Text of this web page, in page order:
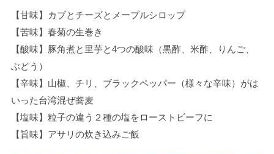
【甘味】カブとチーズとメープルシロップ
【苦味】春菊の生巻き
【酸味】豚角煮と里芋と4つの酸味（黒酢、米酢、りんご、
ぶどう）
【辛味】山椒、チリ、ブラックペッパー（様々な辛味）がは
いった台湾混ぜ蕎麦
【塩味】粒子の違う２種の塩をローストビーフに
【旨味】アサリの炊き込みご飯